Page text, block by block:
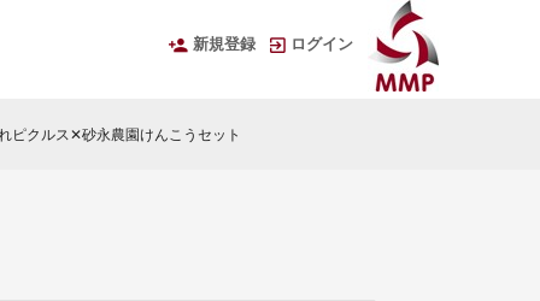
新規登録 ログイン
ピクルス✕砂永農園けんこうセット